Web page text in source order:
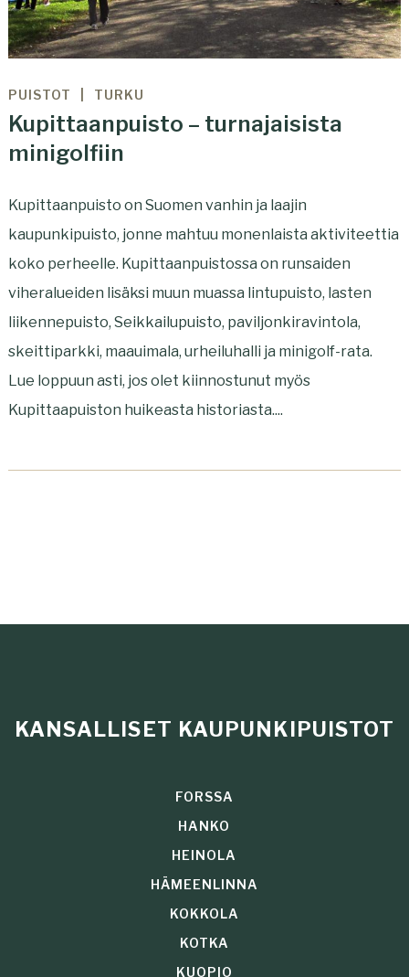
PUISTOT TURKU
Kupittaanpuisto – turnajaisista
minigolfiin
Kupittaanpuisto on Suomen vanhin ja laajin
kaupunkipuisto, jonne mahtuu monenlaista aktiviteettia
koko perheelle. Kupittaanpuistossa on runsaiden
viheralueiden lisäksi muun muassa lintupuisto, lasten
liikennepuisto, Seikkailupuisto, paviljonkiravintola,
skeittiparkki, maauimala, urheiluhalli ja minigolf-rata.
Lue loppuun asti, jos olet kiinnostunut myös
Kupittaapuiston huikeasta historiasta....
KANSALLISET KAUPUNKIPUISTOT
FORSSA
HANKO
HEINOLA
HÄMEENLINNA
KOKKOLA
KOTKA
KUOPIO